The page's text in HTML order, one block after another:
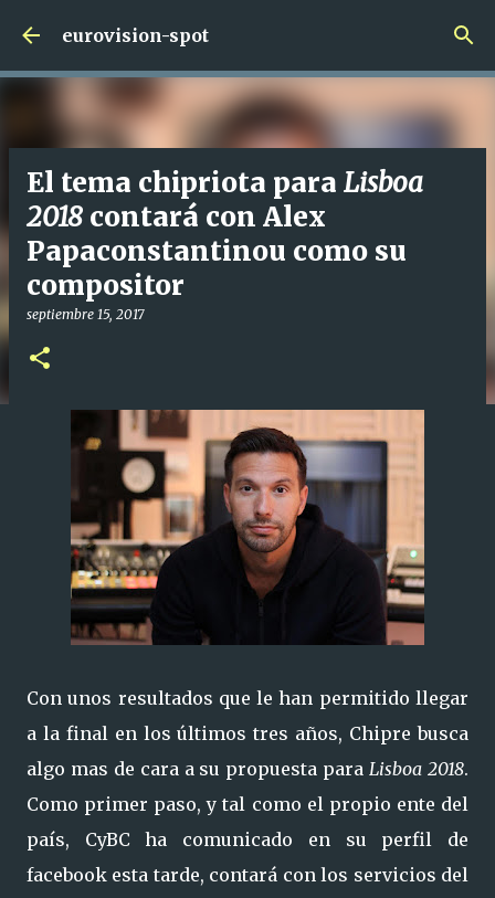
Ir al contenido principal
eurovision-spot
El tema chipriota para Lisboa
2018 contará con Alex
Papaconstantinou como su
compositor
septiembre 15, 2017
Con unos resultados que le han permitido llegar
a la final en los últimos tres años, Chipre busca
algo mas de cara a su propuesta paraLisboa 2018.
Como primer paso, y tal como el propio ente del
país, CyBC ha comunicado en su perfil de
facebook esta tarde, contará con los servicios del